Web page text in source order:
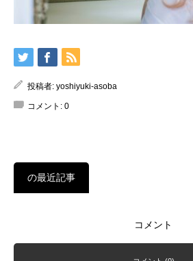
投稿者: yoshiyuki-asoba
コメント: 0
の最近記事
コメント